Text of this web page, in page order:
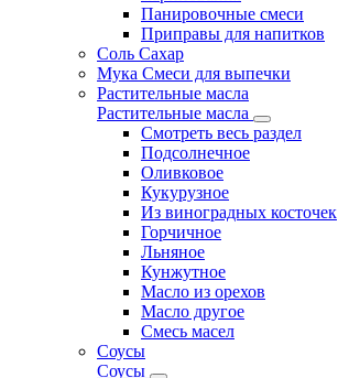
Панировочные смеси
Приправы для напитков
Соль Сахар
Мука Смеси для выпечки
Растительные масла
Растительные масла
Смотреть весь раздел
Подсолнечное
Оливковое
Кукурузное
Из виноградных косточек
Горчичное
Льняное
Кунжутное
Масло из орехов
Масло другое
Смесь масел
Соусы
Соусы